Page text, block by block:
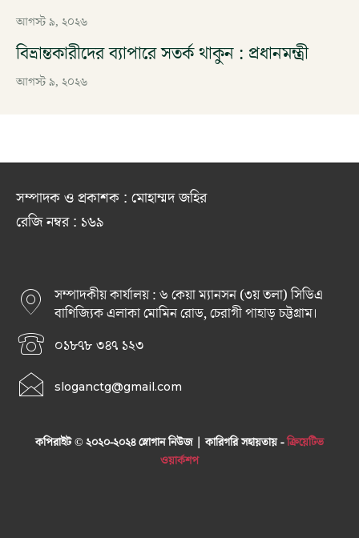
আগস্ট ৯, ২০২৬
বিভ্রান্তকারীদের ব্যাপারে সতর্ক থাকুন : প্রধানমন্ত্রী
আগস্ট ৯, ২০২৬
সম্পাদক ও প্রকাশক : মোহাম্মদ জহির
রেজি নম্বর : ১৬৯
সম্পাদকীয় কার্যালয় : ৬ কেয়া ম্যানসন (৩য় তলা) সিডিএ
বাণিজ্যিক এলাকা মোমিন রোড, চেরাগী পাহাড় চট্টগ্রাম।
০১৮৭৮ ৩৪৭ ১২৩
sloganctg@gmail.com
কপিরাইট © ২০২০-২০২৪ স্লোগান নিউজ | কারিগরি সহায়তায় -ক্রিয়েটিভ
ওয়ার্কশপ